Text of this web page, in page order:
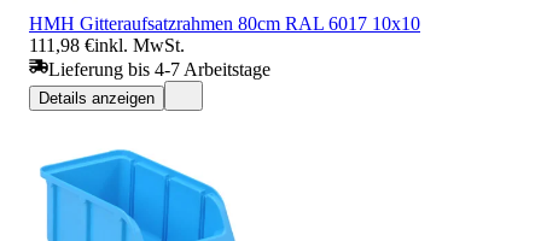
HMH Gitteraufsatzrahmen 80cm RAL 6017 10x10
111,98 €inkl. MwSt.
Lieferung bis 4-7 Arbeitstage
Details anzeigen